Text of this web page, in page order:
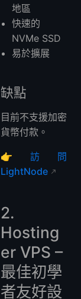
地區
快速的
NVMe SSD
易於擴展
缺點
目前不支援加密
貨幣付款。
👉 訪問
LightNode
2.
Hosting
er VPS –
最佳初學
者友好設